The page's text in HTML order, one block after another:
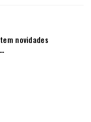
novidades